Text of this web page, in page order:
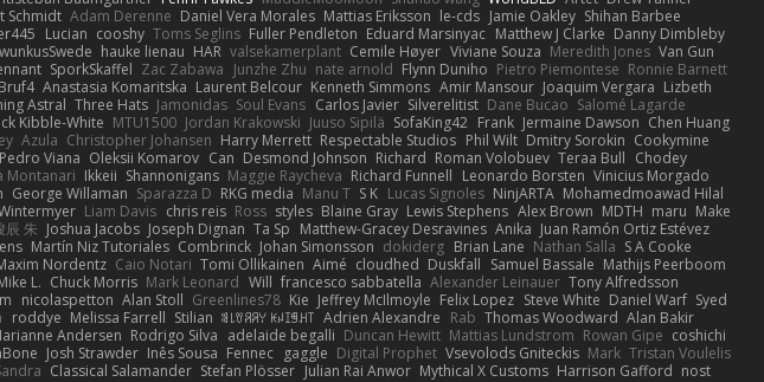
Schmidt Adam Derenne Daniel Vera Morales Mattias Eriksson le-cds Jamie Oakley Shihan Barbee
Lucian cooshy Toms Seglins Fuller Pendleton Eduard Marsinyac Matthew J Clarke Danny Dimbleby
hauke lienau HAR valsekamerplant Cemile Høyer Viviane Souza Meredith Jones Van Gun
SporkSkaffel Zac Zabawa Junzhe Zhu nate arnold Flynn Duniho Pietro Piemontese Ronnie Barnett
Bruf4 Anastasia Komaritska Laurent Belcour Kenneth Simmons Amir Mansour Joaquim Vergara Lizbeth
Astral Three Hats Jamonidas Soul Evans Carlos Javier Silverelitist Dane Bucao Salomé Lagarde
Kibble-White MTU1500 Jordan Krakowski Juuso Sipilä SofaKing42 Frank Jermaine Dawson Chen Huang
Azula Christopher Johansen Harry Merrett Respectable Studios Phil Wilt Dmitry Sorokin Cookymine
Pedro Viana Oleksii Komarov Can Desmond Johnson Richard Roman Volobuev Teraa Bull Chodey
Montanari Ikkeii Shannonigans Maggie Raycheva Richard Funnell Leonardo Borsten Vinicius Morgado
George Willaman Sparazza D RKG media Manu T S K Lucas Signoles NinjARTA Mohamedmoawad Hilal
Liam Davis chris reis Ross styles Blaine Gray Lewis Stephens Alex Brown MDTH maru Make
辰 朱 Joshua Jacobs Joseph Dignan Ta Sp Matthew-Gracey Desravines Anika Juan Ramón Ortiz Estévez
Martín Niz Tutoriales Combrinck Johan Simonsson dokiderg Brian Lane Nathan Salla S A Cooke
Nordentz Caio Notari Tomi Ollikainen Aimé cloudhed Duskfall Samuel Bassale Mathijs Peerboom
L. Chuck Morris Mark Leonard Will francesco sabbatella Alexander Leinauer Tony Alfredsson
nicolaspetton Alan Stoll Greenlines78 Kie Jeffrey McIlmoyle Felix Lopez Steve White Daniel Warf Syed
roddye Melissa Farrell Stilian ꌃ꒒ꀎꋪꋪꌩ ꀘꈤꀤꁅꃅ꓄ Adrien Alexandre Rab Thomas Woodward Alan Bakir
Andersen Rodrigo Silva adelaide begalli Duncan Hewitt Mattias Lundstrom Rowan Gipe coshichi
Josh Strawder Inês Sousa Fennec gaggle Digital Prophet Vsevolods Gniteckis Mark Tristan Voulelis
Classical Salamander Stefan Plösser Julian Rai Anwor Mythical X Customs Harrison Gafford nost